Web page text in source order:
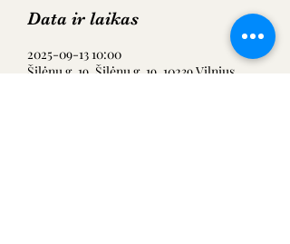
Data ir laikas
2025-09-13 10:00
Šilėnų g. 19, Šilėnų g. 19, 10239 Vilnius,